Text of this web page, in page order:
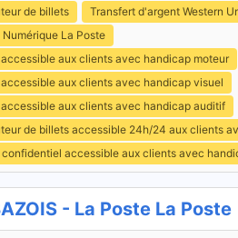
de billets
Transfert d'argent Western
La Poste
aux clients avec handicap moteur
aux clients avec handicap visuel
accessible aux clients avec handicap auditif
de billets accessible 24h/24 aux clients
confidentiel accessible aux clients avec
- La Poste La Poste